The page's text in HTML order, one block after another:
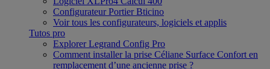
Configurateur Portier Bticino
Voir tous les configurateurs, logiciels et applis
Tutos pro
Explorer Legrand Config Pro
Comment installer la prise Céliane Surface Confort en
remplacement d’une ancienne prise ?